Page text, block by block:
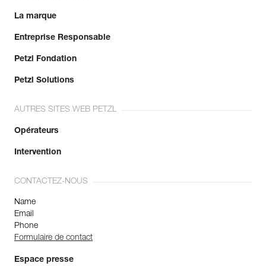
La marque
Entreprise Responsable
Petzl Fondation
Petzl Solutions
AUTRES SITES WEB PETZL
Opérateurs
Intervention
CONTACTEZ-NOUS
Name
Email
Phone
Formulaire de contact
Espace presse